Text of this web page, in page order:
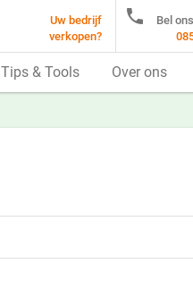
Uw bedrijf
verkopen?

Bel
Tips & Tools Over ons